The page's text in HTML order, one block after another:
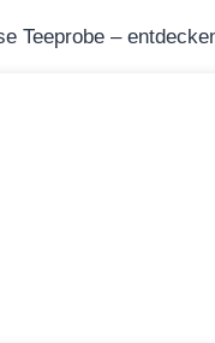
Teeprobe –